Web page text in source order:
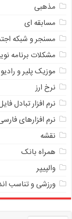
مذهبی
مسابقه ای
مسنجر و شبکه
مشکلات برنامه
موزیک پلیر و رادیو
نرخ ارز
ﻧﺮﻡ ﺍﻓﺰﺍﺭ ﺗﺒﺎﺩﻝ
نرم افزارهای
نقشه
همراه بانک
والپیپر
ورزشی و تناسب